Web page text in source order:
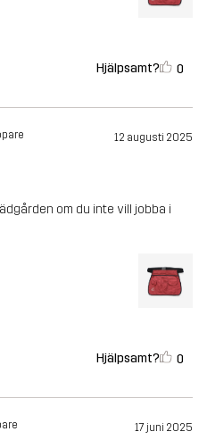
Hjälpsamt? 0
12 augusti 2025
om du inte vill jobba i
Hjälpsamt? 0
17 juni 2025